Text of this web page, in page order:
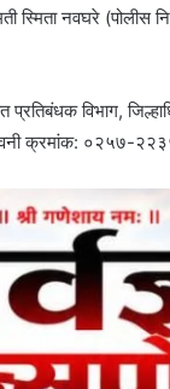
स्मिता नवघरे (पोलीस
प्रतिबंधक विभाग,
क्रमांक: ०२५७-